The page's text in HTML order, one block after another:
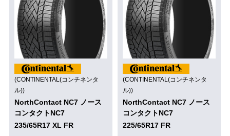
(CONTINENTAL(コンチネンタ
ル))
NorthContact NC7 ノース
コンタクトNC7
235/65R17 XL FR
(CONTINENTAL(コンチネンタ
ル))
NorthContact NC7 ノース
コンタクトNC7
225/65R17 FR